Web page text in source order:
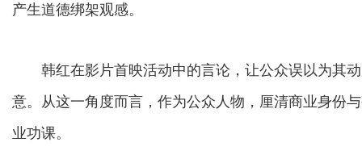
产生道德绑架观感。
韩红在影片首映活动中的言论，让公众误以为其动
意。从这一角度而言，作为公众人物，厘清商业身份
业功课。